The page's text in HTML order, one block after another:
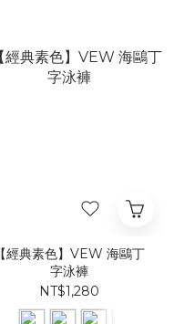
【經典素色】VEW 海鷗丁
字泳褲
NT$1,280